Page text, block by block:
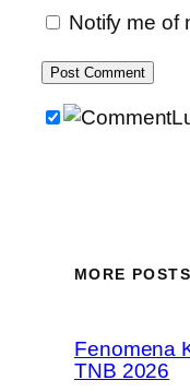
Notify me of
MORE POSTS
Fenomena
TNB 2026